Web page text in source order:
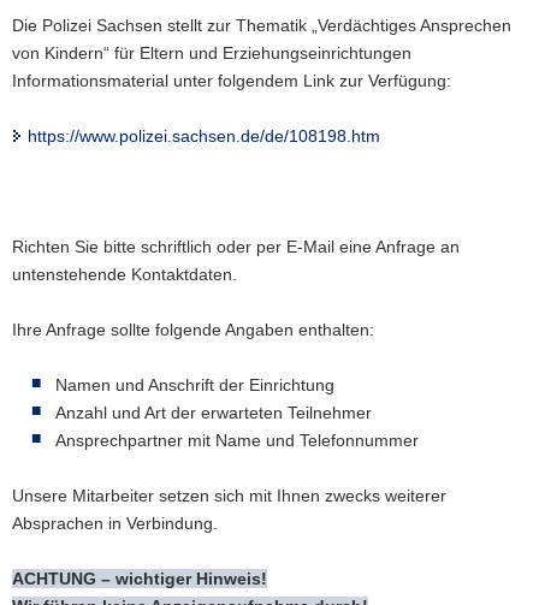
Die Polizei Sachsen stellt zur Thematik „Verdächtiges Ansprechen
von Kindern“ für Eltern und Erziehungseinrichtungen
Informationsmaterial unter folgendem Link zur Verfügung:
https://www.polizei.sachsen.de/de/108198.htm
Richten Sie bitte schriftlich oder per E-Mail eine Anfrage an
untenstehende Kontaktdaten.
Ihre Anfrage sollte folgende Angaben enthalten:
Namen und Anschrift der Einrichtung
Anzahl und Art der erwarteten Teilnehmer
Ansprechpartner mit Name und Telefonnummer
Unsere Mitarbeiter setzen sich mit Ihnen zwecks weiterer
Absprachen in Verbindung.
ACHTUNG – wichtiger Hinweis!